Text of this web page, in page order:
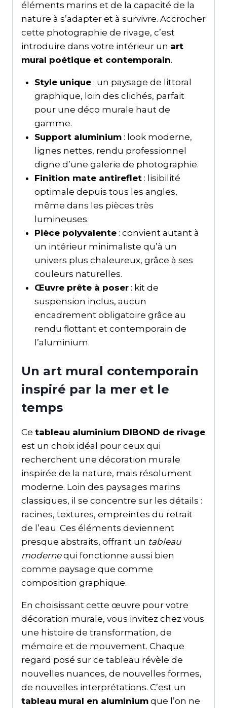
éléments marins et de la capacité de la
nature à s’adapter et à survivre. Accrocher
cette photographie de rivage, c’est
introduire dans votre intérieur un art
mural poétique et contemporain.
Style unique: un paysage de littoral
graphique, loin des clichés, parfait
pour une déco murale haut de
gamme.
Support aluminium: look moderne,
lignes nettes, rendu professionnel
digne d’une galerie de photographie.
Finition mate antireflet: lisibilité
optimale depuis tous les angles,
même dans les pièces très
lumineuses.
Pièce polyvalente: convient autant à
un intérieur minimaliste qu’à un
univers plus chaleureux, grâce à ses
couleurs naturelles.
Œuvre prête à poser: kit de
suspension inclus, aucun
encadrement obligatoire grâce au
rendu flottant et contemporain de
l’aluminium.
Un art mural contemporain
inspiré par la mer et le
temps
Ce tableau aluminium DIBOND de rivage
est un choix idéal pour ceux qui
recherchent une décoration murale
inspirée de la nature, mais résolument
moderne. Loin des paysages marins
classiques, il se concentre sur les détails :
racines, textures, empreintes du retrait
de l’eau. Ces éléments deviennent
presque abstraits, offrant un tableau
modernequi fonctionne aussi bien
comme paysage que comme
composition graphique.
En choisissant cette œuvre pour votre
décoration murale, vous invitez chez vous
une histoire de transformation, de
mémoire et de mouvement. Chaque
regard posé sur ce tableau révèle de
nouvelles nuances, de nouvelles formes,
de nouvelles interprétations. C’est un
tableau mural en aluminium que l’on ne